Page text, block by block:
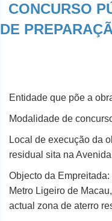
CONCURSO
DE
Entidade que põe a
Modalidade de
Local de execução da
residual sita na
Objecto da
Metro Ligeiro de
actual zona de aterro